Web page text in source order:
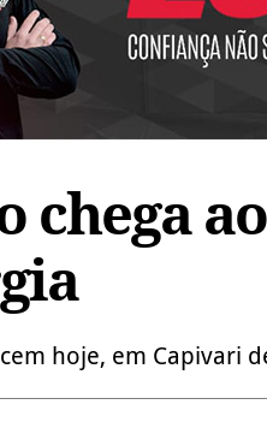
chega
hoje, em Capivari